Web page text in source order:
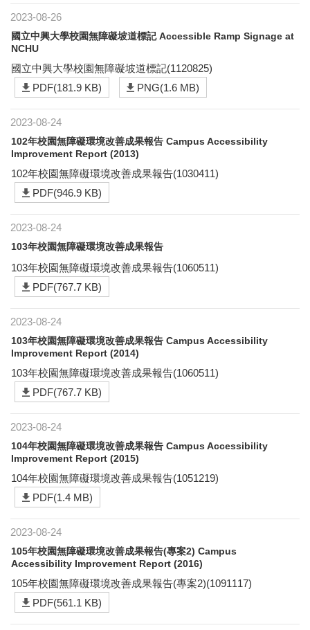
2023-08-26
國立中興大學校園無障礙坡道標記 Accessible Ramp Signage at
NCHU
國立中興大學校園無障礙坡道標記(1120825)
PDF(181.9 KB)
PNG(1.6 MB)
2023-08-24
102年校園無障礙環境改善成果報告 Campus Accessibility
Improvement Report (2013)
102年校園無障礙環境改善成果報告(1030411)
PDF(946.9 KB)
2023-08-24
103年校園無障礙環境改善成果報告
103年校園無障礙環境改善成果報告(1060511)
PDF(767.7 KB)
2023-08-24
103年校園無障礙環境改善成果報告 Campus Accessibility
Improvement Report (2014)
103年校園無障礙環境改善成果報告(1060511)
PDF(767.7 KB)
2023-08-24
104年校園無障礙環境改善成果報告 Campus Accessibility
Improvement Report (2015)
104年校園無障礙環境改善成果報告(1051219)
PDF(1.4 MB)
2023-08-24
105年校園無障礙環境改善成果報告(專案2) Campus
Accessibility Improvement Report (2016)
105年校園無障礙環境改善成果報告(專案2)(1091117)
PDF(561.1 KB)